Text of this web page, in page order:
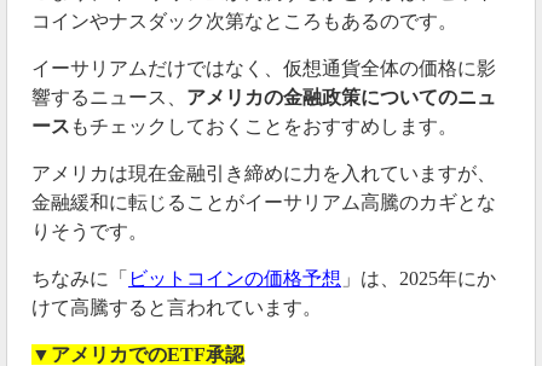
コインやナスダック次第なところもあるのです。
イーサリアムだけではなく、仮想通貨全体の価格に影
響するニュース、 アメリカの金融政策についてのニュ
ース もチェックしておくことをおすすめします。
アメリカは現在金融引き締めに力を入れていますが、
金融緩和に転じることがイーサリアム高騰のカギとな
りそうです。
ちなみに「 ビットコインの価格予想 」は、2025年にか
けて高騰すると言われています。
▼アメリカでのETF承認